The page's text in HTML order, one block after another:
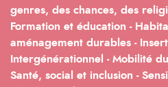
genres, des chances, des
Formation et éducation -
aménagement durables -
Intergénérationnel - Mobilité
Santé, social et inclusion -